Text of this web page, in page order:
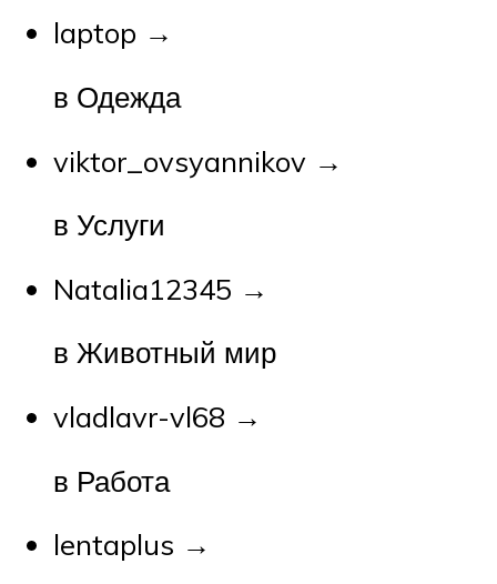
laptop →
в Одежда
viktor_ovsyannikov →
в Услуги
Natalia12345 →
в Животный мир
vladlavr-vl68 →
в Работа
lentaplus →